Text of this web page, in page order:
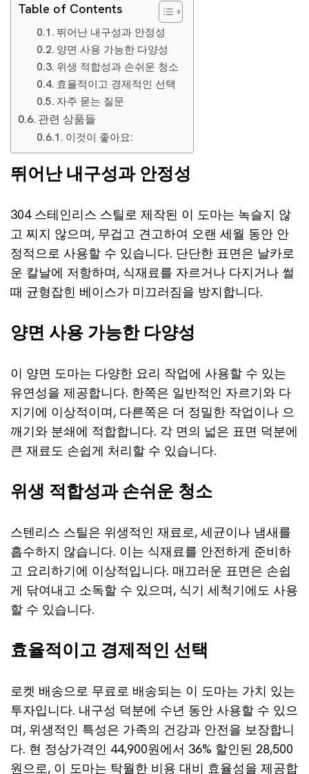
Table of Contents
뛰어난 내구성과 안정성
양면 사용 가능한 다양성
위생 적합성과 손쉬운 청소
효율적이고 경제적인 선택
자주 묻는 질문
관련 상품들
이것이 좋아요:
뛰어난 내구성과 안정성
304 스테인리스 스틸로 제작된 이 도마는 녹슬지 않
고 찌지 않으며, 무겁고 견고하여 오랜 세월 동안 안
정적으로 사용할 수 있습니다. 단단한 표면은 날카로
운 칼날에 저항하며, 식재료를 자르거나 다지거나 썰
때 균형잡힌 베이스가 미끄러짐을 방지합니다.
양면 사용 가능한 다양성
이 양면 도마는 다양한 요리 작업에 사용할 수 있는
유연성을 제공합니다. 한쪽은 일반적인 자르기와 다
지기에 이상적이며, 다른쪽은 더 정밀한 작업이나 으
깨기와 분쇄에 적합합니다. 각 면의 넓은 표면 덕분에
큰 재료도 손쉽게 처리할 수 있습니다.
위생 적합성과 손쉬운 청소
스텐리스 스틸은 위생적인 재료로, 세균이나 냄새를
흡수하지 않습니다. 이는 식재료를 안전하게 준비하
고 요리하기에 이상적입니다. 매끄러운 표면은 손쉽
게 닦여내고 소독할 수 있으며, 식기 세척기에도 사용
할 수 있습니다.
효율적이고 경제적인 선택
로켓 배송으로 무료로 배송되는 이 도마는 가치 있는
투자입니다. 내구성 덕분에 수년 동안 사용할 수 있으
며, 위생적인 특성은 가족의 건강과 안전을 보장합니
다. 현 정상가격인 44,900원에서 36% 할인된 28,500
원으로, 이 도마는 탁월한 비용 대비 효율성을 제공합